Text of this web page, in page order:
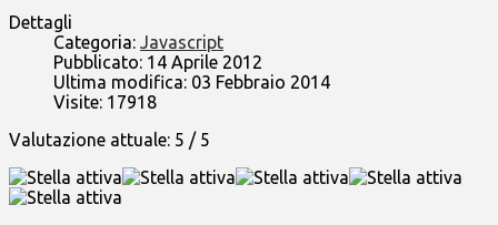
Dettagli
Categoria: Javascript
Pubblicato: 14 Aprile 2012
Ultima modifica: 03 Febbraio 2014
Visite: 17918
Valutazione attuale: 5 / 5